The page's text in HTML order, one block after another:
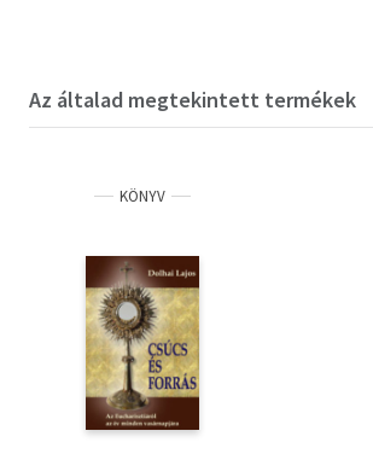
Az általad megtekintett termékek
KÖNYV